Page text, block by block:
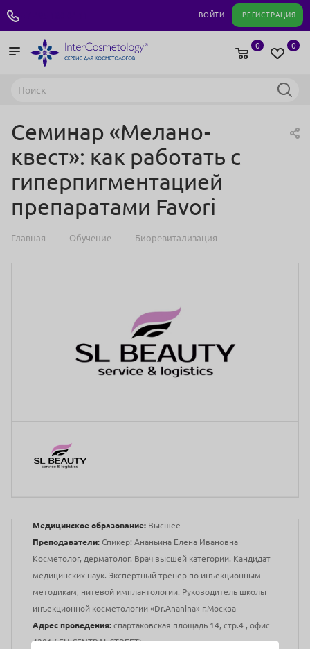
ВОЙТИ РЕГИСТРАЦИЯ
0
0
Семинар «Мелано-
квест»: как работать с
гиперпигментацией
препаратами Favori
Главная — Обучение — Биоревитализация
Медицинское образование: Высшее
Преподаватели: Спикер: Ананьина Елена Ивановна
Косметолог, дерматолог. Врач высшей категории. Кандидат
медицинских наук. Экспертный тренер по инъекционным
методикам, нитевой имплантологии. Руководитель школы
инъекционной косметологии «Dr.Ananina» г.Москва
Адрес проведения: спартаковская площадь 14, стр.4 , офис
4201 ( БЦ СENTRAL STREET)